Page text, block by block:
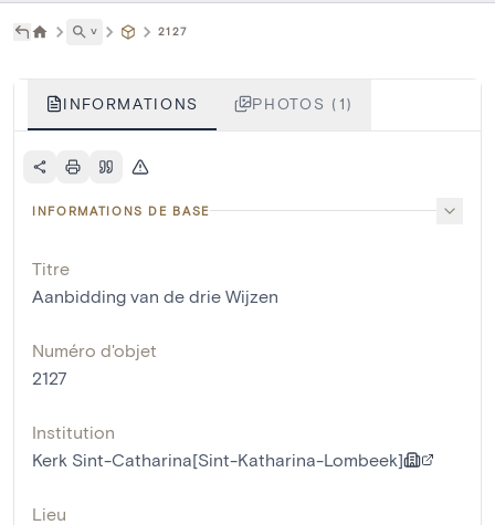
˅ 2127
INFORMATIONS PHOTOS (1)
INFORMATIONS DE BASE
Titre
Aanbidding van de drie Wijzen
Numéro d'objet
2127
Institution
Kerk Sint-Catharina[Sint-Katharina-Lombeek]
Lieu